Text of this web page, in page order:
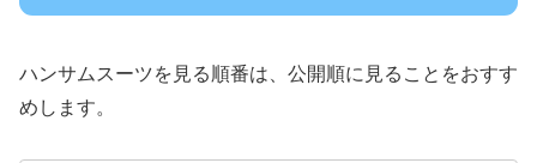
ハンサムスーツを見る順番は、公開順に見ることをおすす
めします。